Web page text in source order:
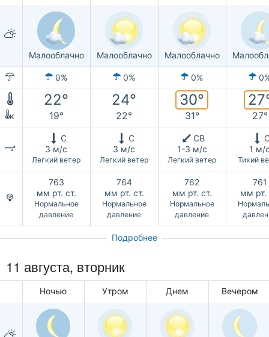
Малооблачно Малооблачно Малооблачно
0% 0% 0%
22° 24° 30°
к 19° 22° 31° 27°
С
3 м/с
Легкий ветер
С
3 м/с
Легкий ветер
СВ
1-3 м/с
Легкий ветер
1 м/
Тихий
763
мм рт. ст.
Нормальное
давление
764
мм рт. ст.
Нормальное
давление
762
мм рт. ст.
Нормальное
давление
761
мм рт.
Подробнее
11 августа, вторник
Ночью Утром Днем Вечером